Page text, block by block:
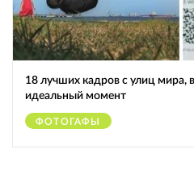
18 лучших кадров с улиц мира,
идеальный момент
ФОТОГАФЫ